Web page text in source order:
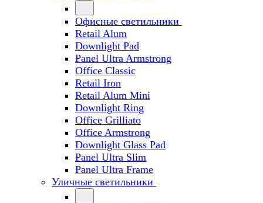
Офисные светильники
Retail Alum
Downlight Pad
Panel Ultra Armstrong
Office Classic
Retail Iron
Retail Alum Mini
Downlight Ring
Office Grilliato
Office Armstrong
Downlight Glass Pad
Panel Ultra Slim
Panel Ultra Frame
Уличные светильники